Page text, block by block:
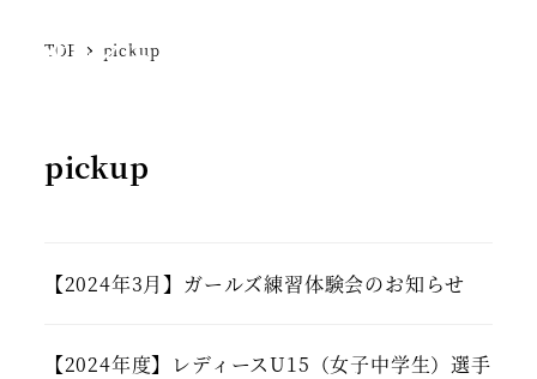
SFCジェラーレ
TOP pickup
pickup
【2024年3月】ガールズ練習体験会のお知らせ
【2024年度】レディースU15（女子中学生）選手